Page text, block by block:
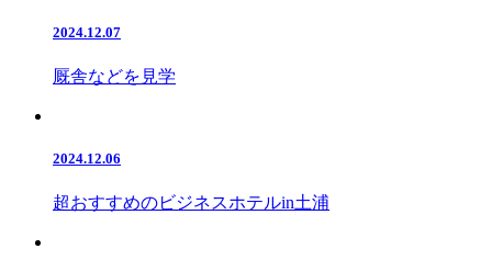
2024.12.07
厩舎などを見学
2024.12.06
超おすすめのビジネスホテルin土浦